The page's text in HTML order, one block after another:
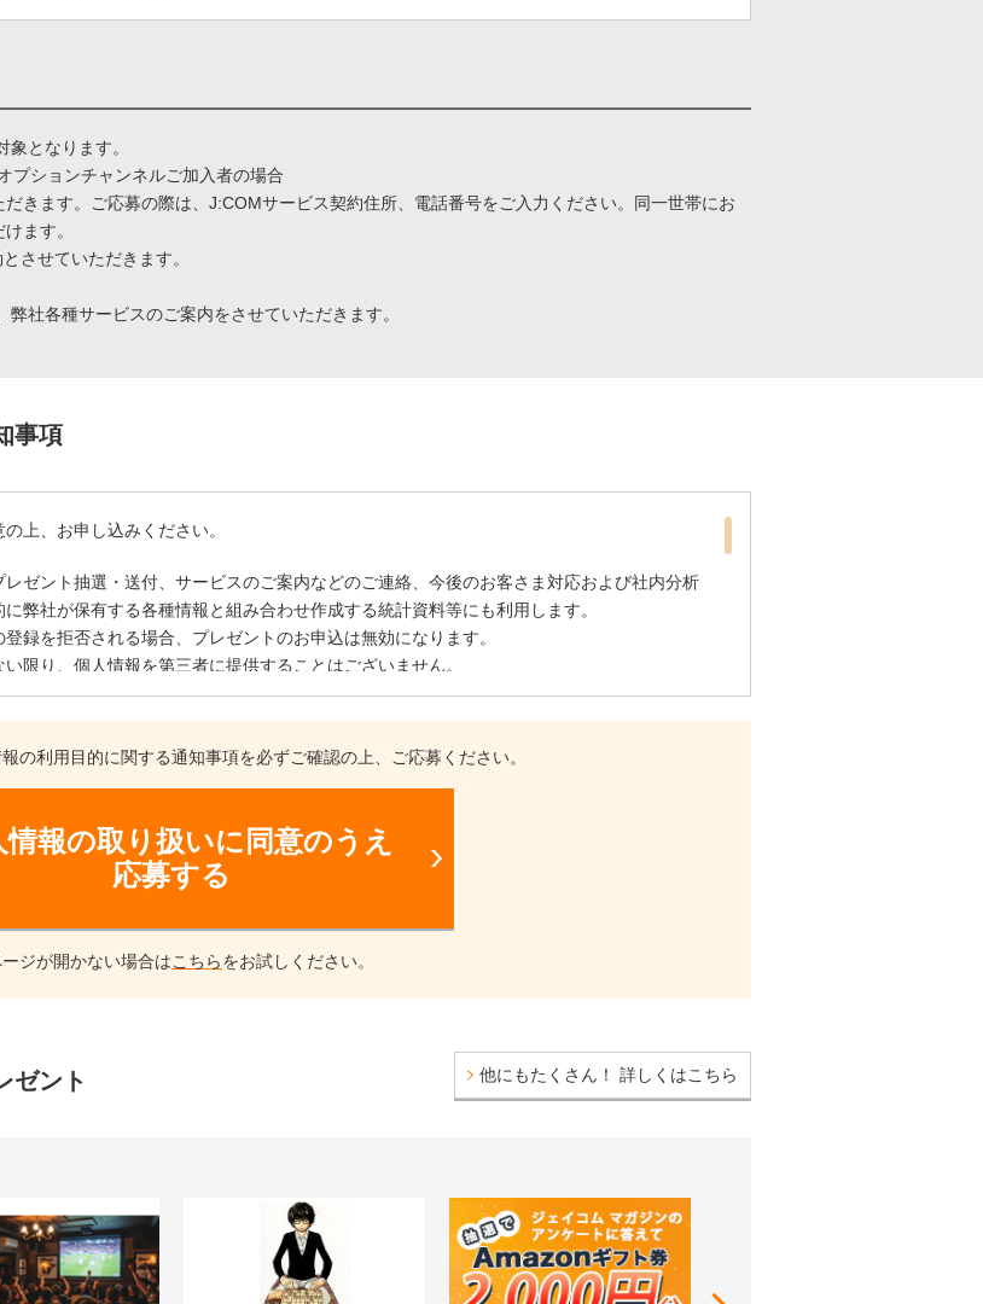
となります。
プションチャンネルご加入者の場合
きます。ご応募の際は、J:COMサービス契約住所、電話番号をご入力ください。同一世帯にお
ます。
させていただきます。
社各種サービスのご案内をさせていただきます。
事項
上、お申し込みください。
ゼント抽選・送付、サービスのご案内などのご連絡、今後のお客さま対応および社内分析
弊社が保有する各種情報と組み合わせ作成する統計資料等にも利用します。
録を拒否される場合、プレゼントのお申込は無効になります。
限り、個人情報を第三者に提供することはございません。
委託する場合があります。
、十分な個人情報の保護水準を満たしている業者を選定し、個人情報の取り扱いに関する
報保護管理者
の利用目的に関する通知事項を必ずご確認の上、ご応募ください。
情報の取り扱いに同意のうえ
応募する
ジが開かない場合はこちらをお試しください。
ゼント 他にもたくさん！ 詳しくはこちら